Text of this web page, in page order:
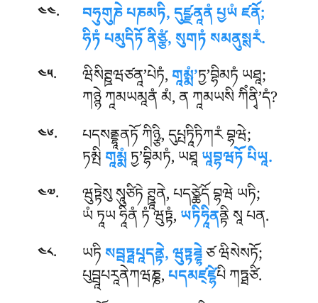
༤༤. བཧུགུཎེ པཎམཏི, དུཛྫནཱནཾ པྱཡཾ ཛནོ;
ཧིཏཾ པམུདིཏོ ནིཙྩཾ, སུགཏཾ སམནུསྶརཾ.
༤༥. ཝིསིཊྛཝཙནཱ’པེཏཾ,གཱམྨཾ’ཏྱ’བྷིམཏཾ ཡཐཱ;
ཀཉྙེ ཀཱམཡམཱནཾ མཾ, ན ཀཱམཡསི ཀིཾནྭི’དཾ?
༤༦. པདསནྡྷཱནཏོ ཀིཉྩི, དུཔྤཏཱིཏིཀརཾ བྷཝེ;
ཏམྤིགཱམྨཾཏྱ’བྷིམཏཾ, ཡཐཱཡཱབྷཝཏོ པིཡཱ.
༤༧. ཝུཏྟེསུ སཱུཙིཏེ ཊྛཱནེ, པདཙྪེདོ བྷཝེ ཡཏི;
ཡཾ ཏཱཡ ཧཱིནཾ ཏཾ ཝུཏྟཾ,ཡཏིཧཱིནནྟི སཱ པན.
༤༨. ཡཏིསབྦཏྠཔཱདནྟེ, ཝུཏྟཌྜྷེཙ ཝིསེསཏོ;
པུབྦཱཔརཱནེཀཝཎྞ,པདམཛ྄ཛྷེཔི ཀཏྠཙི.